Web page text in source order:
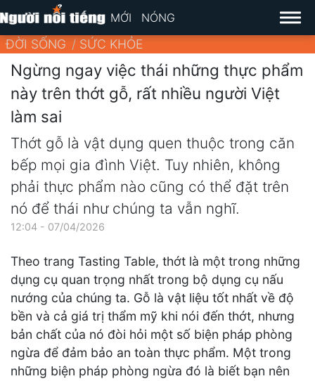
MỚI NÓNG
ĐỜI SỐNG SỨC KHỎE
Ngừng ngay việc thái những thực phẩm
này trên thớt gỗ, rất nhiều người Việt
làm sai
Thớt gỗ là vật dụng quen thuộc trong căn
bếp mọi gia đình Việt. Tuy nhiên, không
phải thực phẩm nào cũng có thể đặt trên
nó để thái như chúng ta vẫn nghĩ.
12:04 - 07/04/2026
Theo trang Tasting Table, thớt là một trong những
dụng cụ quan trọng nhất trong bộ dụng cụ nấu
nướng của chúng ta. Gỗ là vật liệu tốt nhất về độ
bền và cả giá trị thẩm mỹ khi nói đến thớt, nhưng
bản chất của nó đòi hỏi một số biện pháp phòng
ngừa để đảm bảo an toàn thực phẩm. Một trong
những biện pháp phòng ngừa đó là biết bạn nên